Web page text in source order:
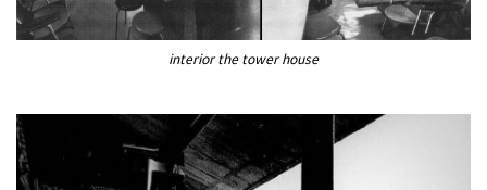
interior the tower house